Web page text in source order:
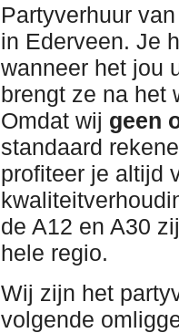
Partyverhuur
in Ederveen. Je
wanneer het jou
brengt ze na het
Omdat wij geen
standaard
profiteer je altijd
de A12 en A30
hele regio.
Wij zijn het
volgende